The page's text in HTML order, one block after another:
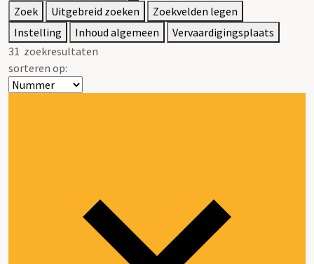
Zoek Uitgebreid zoeken
Zoekvelden legen
Instelling
Inhoud algemeen
Vervaardigingsplaats
31 zoekresultaten
sorteren op: